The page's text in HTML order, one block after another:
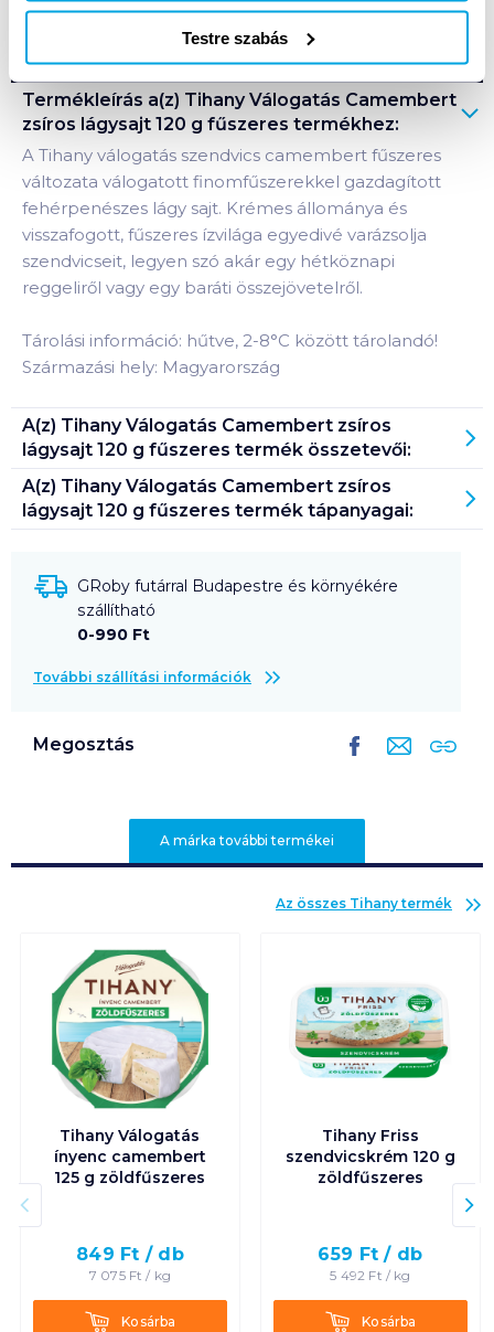
Testre szabás
Bevásárlólistához adom Értesíts, ha olcsóbb!
Termékleírás a(z) Tihany Válogatás Camembert
zsíros lágysajt 120 g fűszeres termékhez:
A Tihany válogatás szendvics camembert fűszeres
változata válogatott finomfűszerekkel gazdagított
fehérpenészes lágy sajt. Krémes állománya és
visszafogott, fűszeres ízvilága egyedivé varázsolja
szendvicseit, legyen szó akár egy hétköznapi
reggeliről vagy egy baráti összejövetelről.
Tárolási információ: hűtve, 2-8°C között tárolandó!
Származási hely: Magyarország
A(z) Tihany Válogatás Camembert zsíros
lágysajt 120 g fűszeres termék összetevői:
A(z) Tihany Válogatás Camembert zsíros
lágysajt 120 g fűszeres termék tápanyagai:
GRoby futárral Budapestre és környékére
szállítható
0-990 Ft
További szállítási információk
Megosztás
A márka további termékei
Az összes Tihany termék
Tihany Válogatás
ínyenc camembert
125 g zöldfűszeres
849 Ft / db
7 075Ft / kg
KosárbaKosárba
Tihany Friss
szendvicskrém 120 g
zöldfűszeres
659 Ft / db
5 492 Ft / kg
KosárbaKosárba